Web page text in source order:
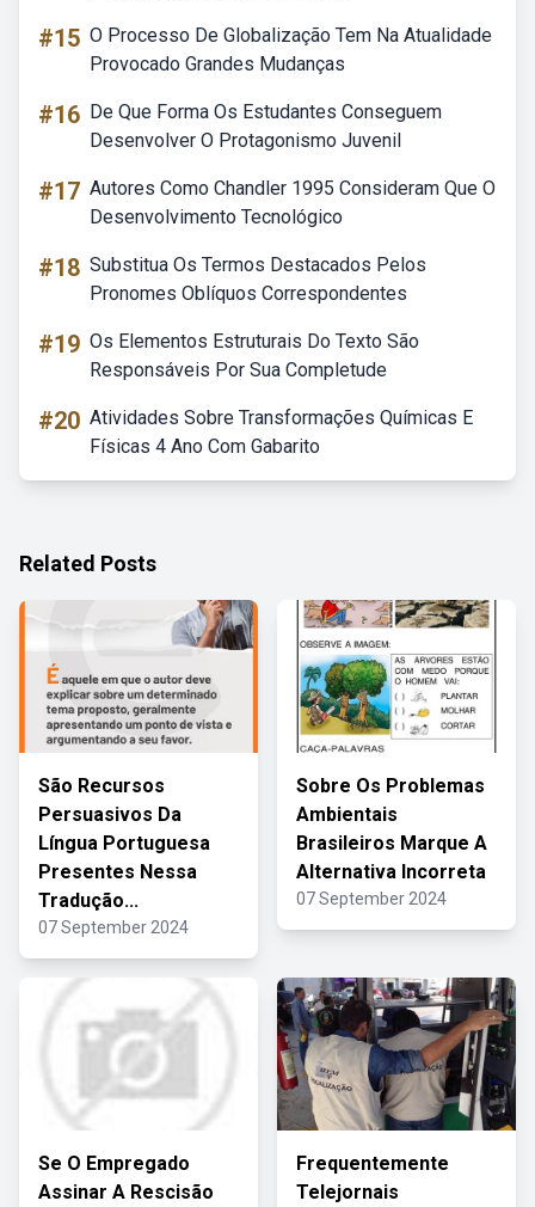
#15 O Processo De Globalização Tem Na Atualidade
Provocado Grandes Mudanças
#16 De Que Forma Os Estudantes Conseguem
Desenvolver O Protagonismo Juvenil
#17 Autores Como Chandler 1995 Consideram Que O
Desenvolvimento Tecnológico
#18 Substitua Os Termos Destacados Pelos
Pronomes Oblíquos Correspondentes
#19 Os Elementos Estruturais Do Texto São
Responsáveis Por Sua Completude
#20 Atividades Sobre Transformações Químicas E
Físicas 4 Ano Com Gabarito
Related Posts
São Recursos
Persuasivos Da
Língua Portuguesa
Presentes Nessa
Tradução...
07 September 2024
Sobre Os Problemas
Ambientais
Brasileiros Marque A
Alternativa Incorreta
07 September 2024
Se O Empregado
Assinar A Rescisão
Frequentemente
Telejornais